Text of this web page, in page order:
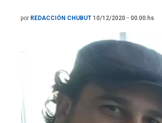
por REDACCIÓN CHUBUT 10/12/2020 - 00.00.hs